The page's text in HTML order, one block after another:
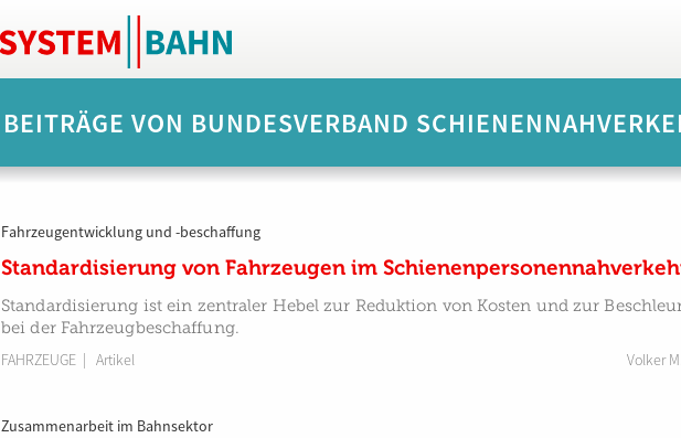
BEITRÄGE VON BUNDESVERBAND
Fahrzeugentwicklung und -beschaffung
Standardisierung von Fahrzeugen im
Standardisierung ist ein zentraler Hebel zur Reduktion von Kosten und zur
bei der Fahrzeugbeschaffung.
FAHRZEUGE | Artikel Volker
Zusammenarbeit im Bahnsektor